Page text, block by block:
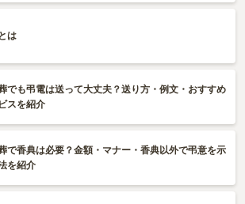
は
でも弔電は送って大丈夫？送り方・例文・おすすめ
スを紹介
で香典は必要？金額・マナー・香典以外で弔意を示
を紹介